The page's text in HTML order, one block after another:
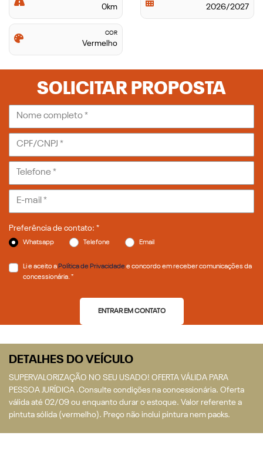
0km 2026/2027
COR
Vermelho
SOLICITAR PROPOSTA
Preferência de contato: *
Whatsapp Telefone Email
Li e aceito aPolítica de Privacidadee concordo em receber comunicações da
concessionária. *
ENTRAR EM CONTATO
DETALHES DO VEÍCULO
SUPERVALORIZAÇÃO NO SEU USADO! OFERTA VÁLIDA PARA
PESSOA JURÍDICA .Consulte condições na concessionária. Oferta
válida até 02/09 ou enquanto durar o estoque. Valor referente a
pintuta sólida (vermelho). Preço não inclui pintura nem packs.